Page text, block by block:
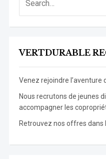
VERTDURABLE
Venez rejoindre l’aventure
Nous recrutons de jeunes
accompagner les
Retrouvez nos offres dans